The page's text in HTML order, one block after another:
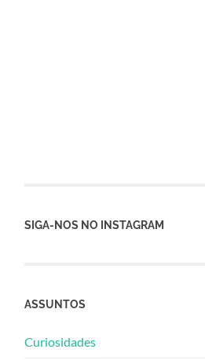
SIGA-NOS NO INSTAGRAM
ASSUNTOS
Curiosidades